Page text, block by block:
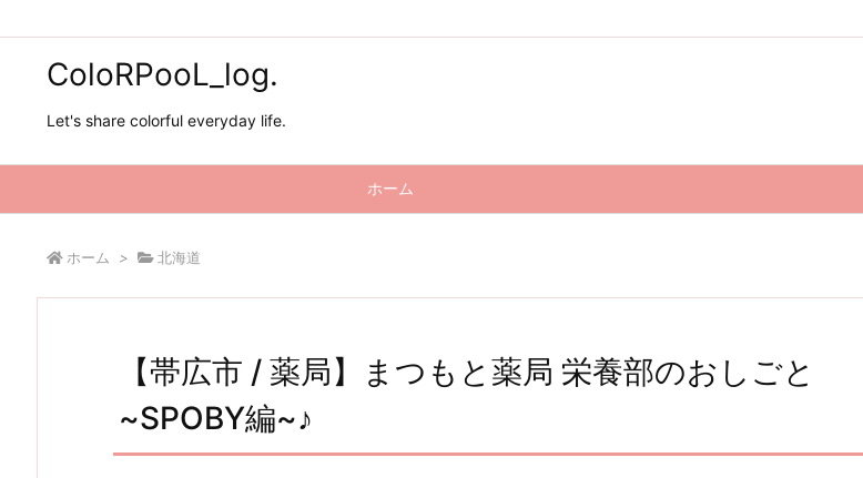
ColoRPooL_log.
Let's share colorful everyday life.
ホーム
ホーム > 北海道
【帯広市 / 薬局】まつもと薬局 栄養部のおしごと
~SPOBY編~♪